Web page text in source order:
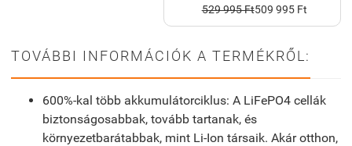
529 995 Ft509 995 Ft
TOVÁBBI INFORMÁCIÓK A TERMÉKRŐL:
600%-kal több akkumulátorciklus: A LiFePO4 cellák
biztonságosabbak, tovább tartanak, és
környezetbarátabbak, mint Li-Ion társaik. Akár otthon,